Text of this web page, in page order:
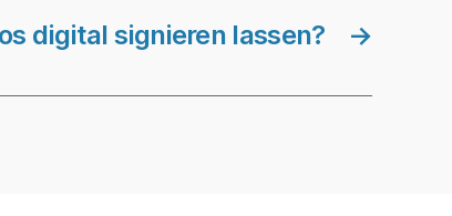
→
digital signieren lassen?